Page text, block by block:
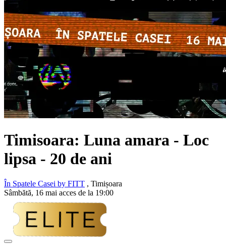
Timisoara: Luna amara - Loc
lipsa - 20 de ani
În Spatele Casei by FITT , Timișoara
Sâmbătă, 16 mai acces de la 19:00
Adaugă